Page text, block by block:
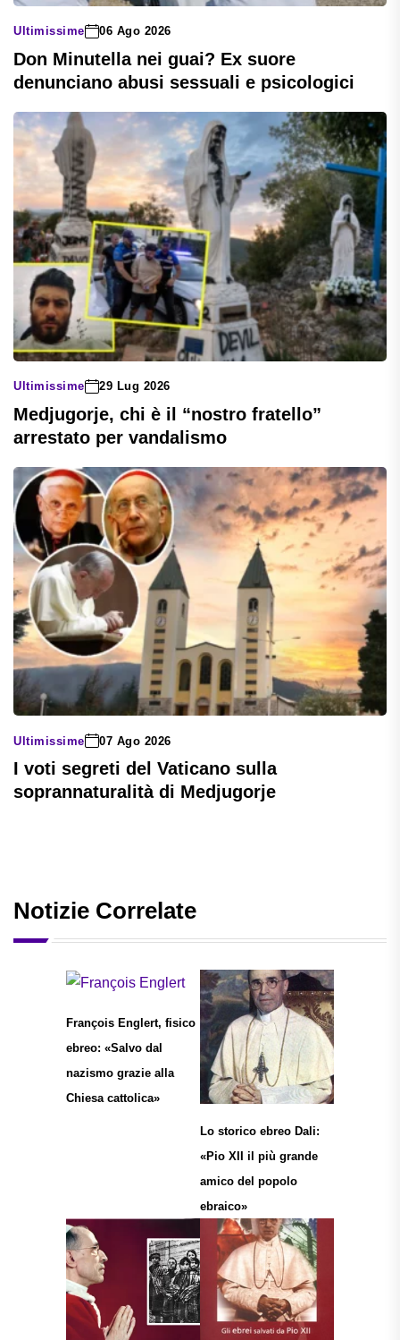
Ultimissime 06 Ago 2026
Don Minutella nei guai? Ex suore
denunciano abusi sessuali e psicologici
Ultimissime 29 Lug 2026
Medjugorje, chi è il “nostro fratello”
arrestato per vandalismo
Ultimissime 07 Ago 2026
I voti segreti del Vaticano sulla
soprannaturalità di Medjugorje
Notizie Correlate
François Englert, fisico
ebreo: «Salvo dal
nazismo grazie alla
Chiesa cattolica»
Lo storico ebreo Dali:
«Pio XII il più grande
amico del popolo
ebraico»